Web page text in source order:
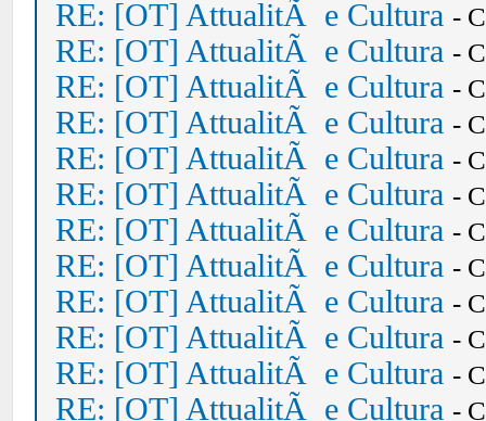
RE: [OT] AttualitÃ e Cultura -
RE: [OT] AttualitÃ e Cultura -
RE: [OT] AttualitÃ e Cultura -
RE: [OT] AttualitÃ e Cultura -
RE: [OT] AttualitÃ e Cultura -
RE: [OT] AttualitÃ e Cultura -
RE: [OT] AttualitÃ e Cultura -
RE: [OT] AttualitÃ e Cultura -
RE: [OT] AttualitÃ e Cultura -
RE: [OT] AttualitÃ e Cultura -
RE: [OT] AttualitÃ e Cultura -
RE: [OT] AttualitÃ e Cultura -